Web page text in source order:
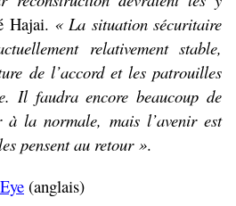
Hajai. « La situation sécuritaire
relativement stable,
de l’accord et les patrouilles
Il faudra encore beaucoup de
à la normale, mais l’avenir est
pensent au retour ».
(anglais)